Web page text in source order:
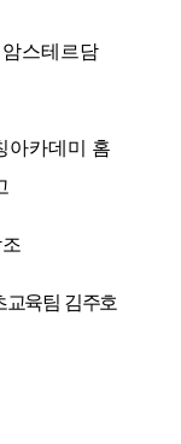
스테르담
아카데미 홈
육팀 김주호